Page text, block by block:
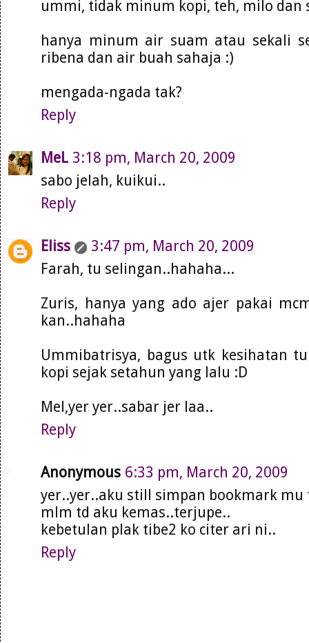
ummi, tidak minum kopi, teh, milo dan
hanya minum air suam atau sekali
ribena dan air buah sahaja :)
mengada-ngada tak?
Reply
MeL 3:18 pm, March 20, 2009
sabo jelah, kuikui..
Reply
Eliss
3:47 pm, March 20, 2009
Farah, tu selingan..hahaha...
Zuris, hanya yang ado ajer pakai
kan..hahaha
Ummibatrisya, bagus utk kesihatan
kopi sejak setahun yang lalu :D
Mel,yer yer..sabar jer laa..
Reply
Anonymous 6:33 pm, March 20, 2009
yer..yer..aku still simpan bookmark mu
mlm td aku kemas..terjupe..
kebetulan plak tibe2 ko citer ari ni..
Reply